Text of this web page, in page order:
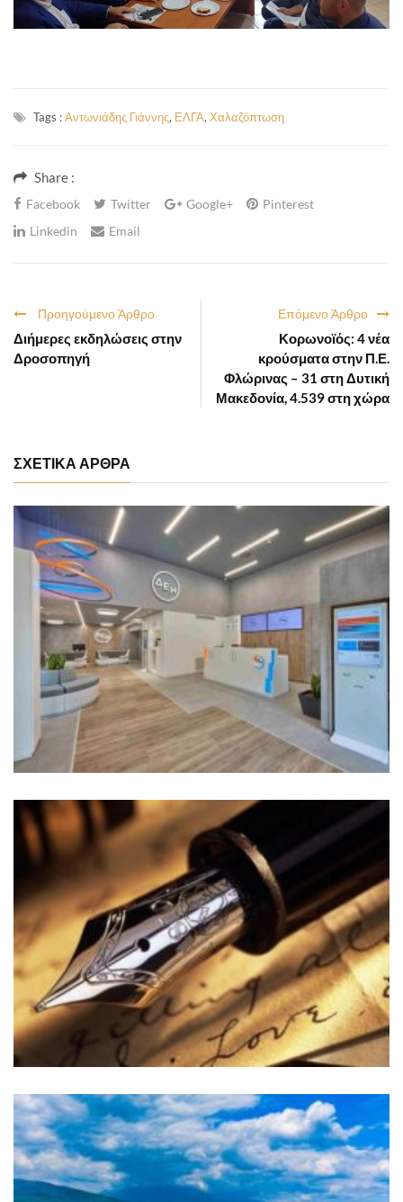
Tags :Αντωνιάδης Γιάννης, ΕΛΓΑ, Χαλαζόπτωση
Share :
Facebook Twitter Google+
Pinterest
Linkedin
Email
Επόμενο Άρθρο
Κορωνοϊός: 4 νέα
κρούσματα στην Π.Ε.
Φλώρινας – 31 στη Δυτική
Μακεδονία, 4.539 στη χώρα
Προηγούμενο Άρθρο
Διήμερες εκδηλώσεις στην
Δροσοπηγή
ΣΧΕΤΙΚΑ ΑΡΘΡΑ